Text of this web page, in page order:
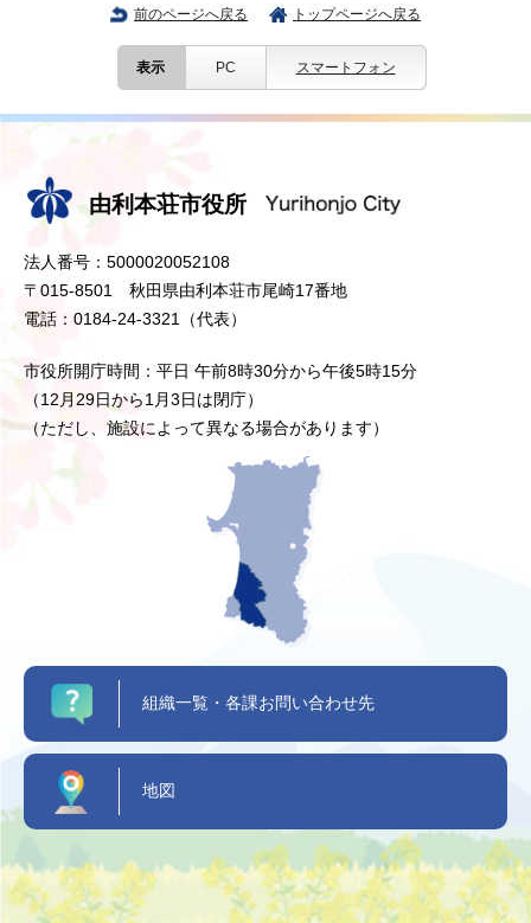
前のページへ戻る トップページへ戻る
表示 PC スマートフォン
由利本荘市役所
法人番号：5000020052108
〒015-8501 秋田県由利本荘市尾崎17番地
電話：0184-24-3321（代表）
市役所開庁時間：平日 午前8時30分から午後5時15分
（12月29日から1月3日は閉庁）
（ただし、施設によって異なる場合があります）
組織一覧・各課お問い合わせ先
地図